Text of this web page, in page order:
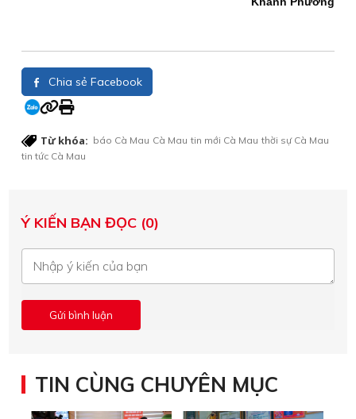
Chia sẻ Facebook
Từ khóa: báo Cà Mau Cà Mau tin mới Cà Mau thời sự Cà Mau
tin tức Cà Mau
Ý KIẾN BẠN ĐỌC (0)
TIN CÙNG CHUYÊN MỤC